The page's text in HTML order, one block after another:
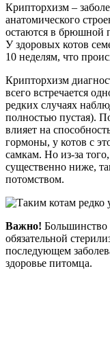
Крипторхизм –
анатомического
остаются в брюшной
У здоровых котов
10 неделям, что
Крипторхизм
всего встречается
редких случаях
полностью пустая).
влияет на
гормоны, у котов с
самкам. Но из-за
существенно ниже,
потомством.
Важно! Большинство
обязательной
последующем
здоровье питомца.